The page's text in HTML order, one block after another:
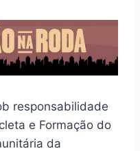
responsabilidade
e Formação do
da